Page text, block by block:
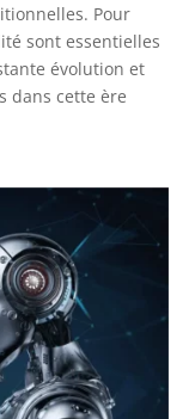
Pour
sont essentielles
évolution et
dans cette ère